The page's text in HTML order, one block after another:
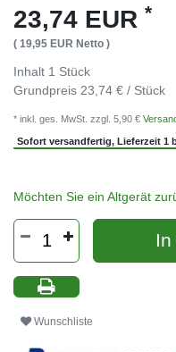
23,74 EUR *
( 19,95 EUR Netto )
Inhalt 1 Stück
Grundpreis 23,74 € / Stück
* inkl. ges. MwSt. zzgl. 5,90 €
Sofort versandfertig, Lieferzeit 1
Möchten Sie ein Altgerät
Wunschliste